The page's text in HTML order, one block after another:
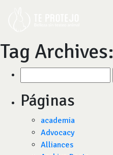
Tag Archives:
por:
Páginas
academia
Advocacy
Alliances